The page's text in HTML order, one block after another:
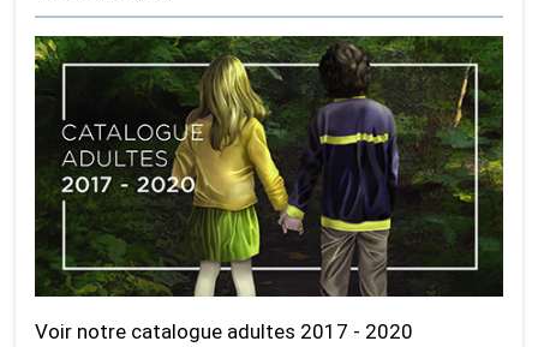
Voir notre catalogue adultes 2017 - 2020